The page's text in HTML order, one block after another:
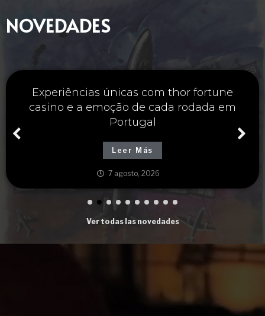
NOVEDADES
Soluções inteligentes para o seu futuro
com thorfortune e estratégias financeiras
sólidas
Leer Más
7 agosto, 2026
Ver todas las novedades